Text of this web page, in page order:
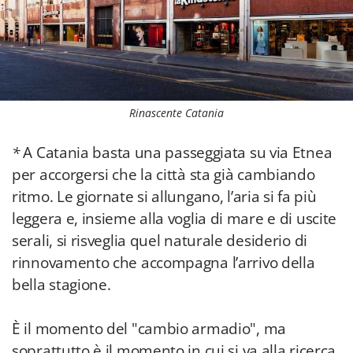
Rinascente Catania
*A Catania basta una passeggiata su via Etnea
per accorgersi che la città sta già cambiando
ritmo. Le giornate si allungano, l’aria si fa più
leggera e, insieme alla voglia di mare e di uscite
serali, si risveglia quel naturale desiderio di
rinnovamento che accompagna l’arrivo della
bella stagione.
È il momento del "cambio armadio", ma